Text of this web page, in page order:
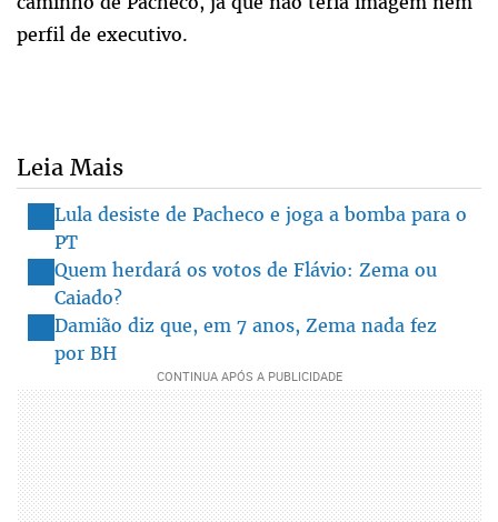
perfil de executivo.
Leia Mais
Lula desiste de Pacheco e joga a bomba para o
PT
Quem herdará os votos de Flávio: Zema ou
Caiado?
Damião diz que, em 7 anos, Zema nada fez
por BH